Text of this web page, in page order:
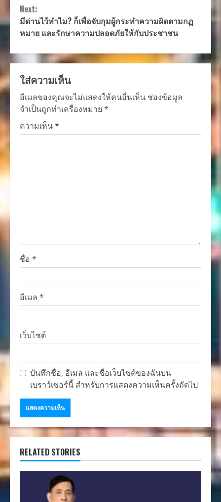
Next:
มีด่านไว้ทำไม? ก็เพื่อจับกุมผู้กระทำความผิดตามกฏ
หมาย และรักษาความปลอดภัยให้กับประชาชน
ใส่ความเห็น
อีเมลของคุณจะไม่แสดงให้คนอื่นเห็น ช่องข้อมูล
จำเป็นถูกทำเครื่องหมาย *
ความเห็น*
ชื่อ *
อีเมล *
เว็บไซต์
บันทึกชื่อ, อีเมล และชื่อเว็บไซต์ของฉันบน
เบราว์เซอร์นี้ สำหรับการแสดงความเห็นครั้งถัดไป
RELATED STORIES